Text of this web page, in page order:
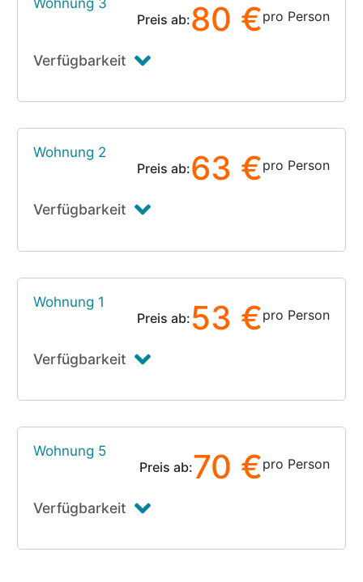
Wohnung 3
Preis ab:80 €pro Person
Verfügbarkeit
Wohnung 2
Preis ab:63 €pro Person
Verfügbarkeit
Wohnung 1
Preis ab: 53 €pro Person
Verfügbarkeit
Wohnung 5
Preis ab:70 €pro Person
Verfügbarkeit